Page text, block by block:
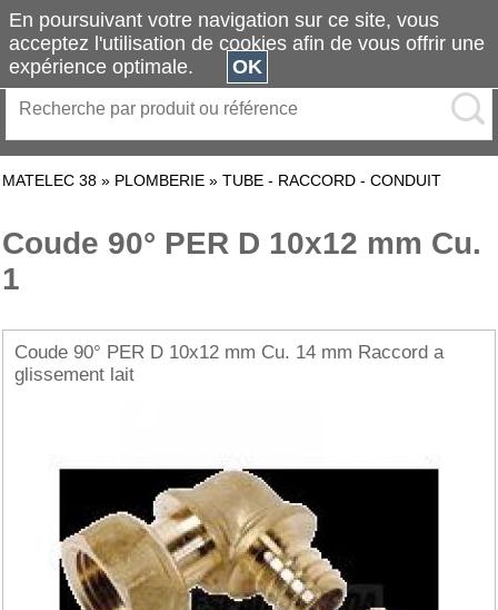
MATELEC 38 » PLOMBERIE » TUBE - RACCORD - CONDUIT
Coude 90° PER D 10x12 mm Cu.
1
Coude 90° PER D 10x12 mm Cu. 14 mm Raccord a
glissement lait
En poursuivant votre navigation sur ce site, vous
acceptez l'utilisation de cookies afin de vous offrir une
expérience optimale.
OK